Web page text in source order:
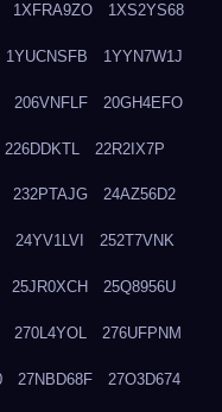
1XFRA9ZO 1XS2YS68
1YUCNSFB 1YYN7W1J
206VNFLF 20GH4EFO
226DDKTL 22R2IX7P
232PTAJG 24AZ56D2
24YV1LVI 252T7VNK
25JR0XCH 25Q8956U
270L4YOL 276UFPNM
27NBD68F 27O3D674